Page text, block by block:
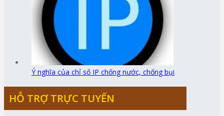
Ý nghĩa của chỉ số IP chống nước, chống bụi
HỖ TRỢ TRỰC TUYẾN